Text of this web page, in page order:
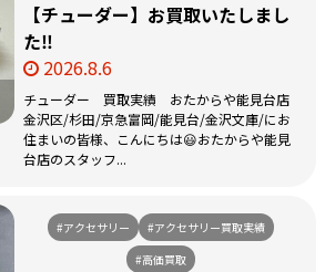
【チューダー】お買取いたしまし
た‼️
2026.8.6
チューダー 買取実績 おたからや能見台店
金沢区/杉田/京急富岡/能見台/金沢文庫/にお
住まいの皆様、こんにちは😃おたからや能見
台店のスタッフ...
#アクセサリー
#アクセサリー買取実績
#高価買取